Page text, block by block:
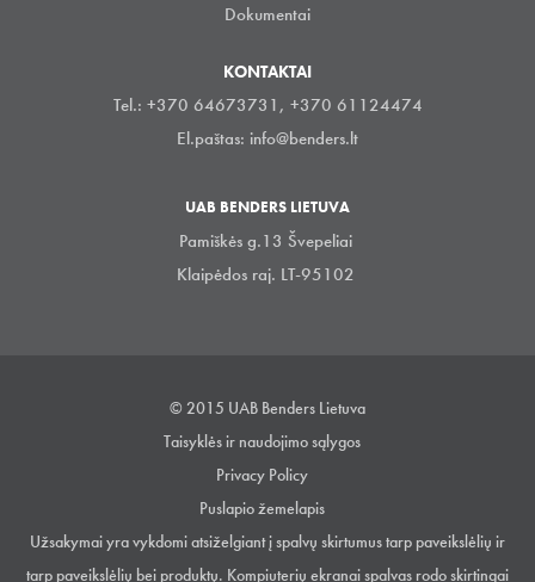
Dokumentai
KONTAKTAI
Tel.: +370 64673731, +370 61124474
El.paštas: info@benders.lt
UAB BENDERS LIETUVA
Pamiškės g.13 Švepeliai
Klaipėdos raj. LT-95102
© 2015 UAB Benders Lietuva
Taisyklės ir naudojimo sąlygos
Privacy Policy
Puslapio žemelapis
Užsakymai yra vykdomi atsiželgiant į spalvų skirtumus tarp paveikslėlių ir
tarp paveikslėlių bei produktų. Kompiuterių ekranai spalvas rodo skirtingai